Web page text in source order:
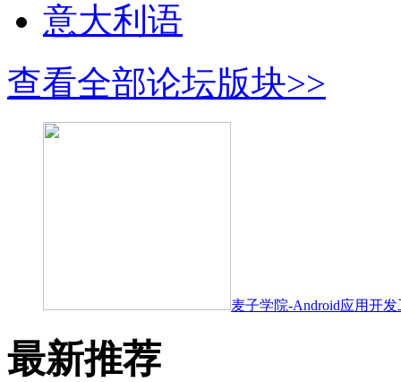
意大利语
查看全部论坛版块>>
麦子学院-Android应用开
最新推荐